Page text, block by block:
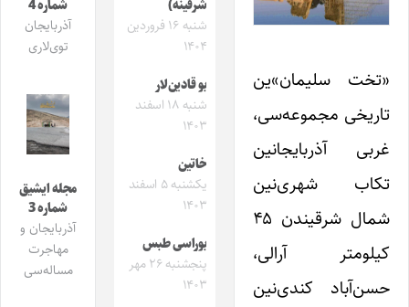
«تخت سلیمان»ین
تاریخی مجموعه‌سی،
غربی آذربایجانین
تکاب شهری‌نین
شمال شرقیندن ۴۵
کیلومتر آرالی،
حسن‌آباد کندی‌نین
شرفینه)
شنبه ۱۶ فروردین
۱۴۰۴
بو قادین‌لار
شنبه ۱۸ اسفند
۱۴۰۳
خاتین
یکشنبه ۵ اسفند
۱۴۰۳
بوراسی طبس
پنجشنبه ۲۶ مهر
۱۴۰۳
شماره 4
آذربایجان
توی‌لاری
مجله ایشیق
شماره 3
آذربایجان و
مهاجرت
مساله‌سی